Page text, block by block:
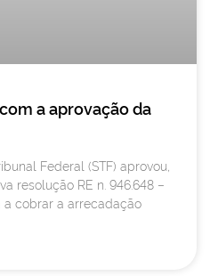
a aprovação da
Federal (STF) aprovou,
resolução RE n. 946.648 –
a cobrar a arrecadação